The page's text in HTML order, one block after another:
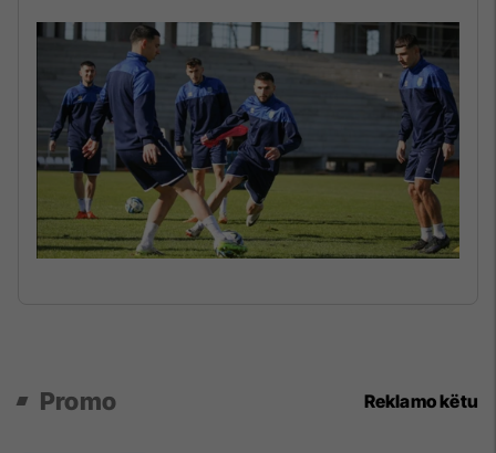
Promo Reklamo këtu